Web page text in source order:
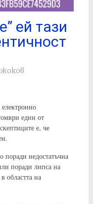
ей тази
един от
е, че
поради недостатъчна
поради липса на
областта на